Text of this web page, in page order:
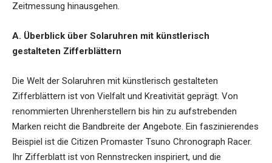
Zeitmessung hinausgehen.
A. Überblick über Solaruhren mit künstlerisch
gestalteten Zifferblättern
Die Welt der Solaruhren mit künstlerisch gestalteten
Zifferblättern ist von Vielfalt und Kreativität geprägt. Von
renommierten Uhrenherstellern bis hin zu aufstrebenden
Marken reicht die Bandbreite der Angebote. Ein faszinierendes
Beispiel ist die Citizen Promaster Tsuno Chronograph Racer.
Ihr Zifferblatt ist von Rennstrecken inspiriert, und die